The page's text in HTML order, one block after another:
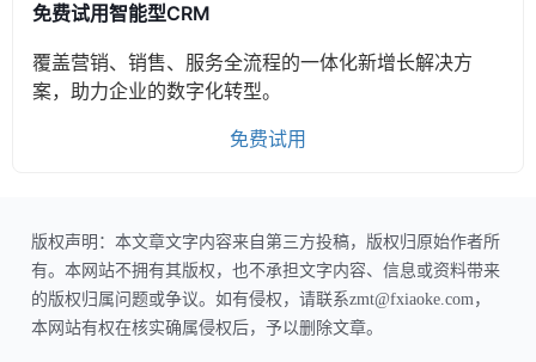
免费试用智能型CRM
覆盖营销、销售、服务全流程的一体化新增长解决方
案，助力企业的数字化转型。
免费试用
版权声明：本文章文字内容来自第三方投稿，版权归原始作者所
有。本网站不拥有其版权，也不承担文字内容、信息或资料带来
的版权归属问题或争议。如有侵权，请联系zmt@fxiaoke.com，
本网站有权在核实确属侵权后，予以删除文章。